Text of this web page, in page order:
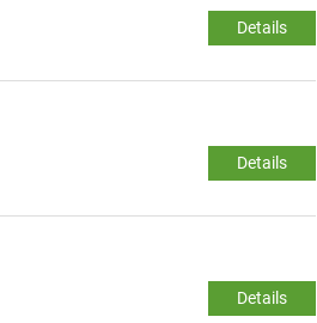
Details
Details
Details